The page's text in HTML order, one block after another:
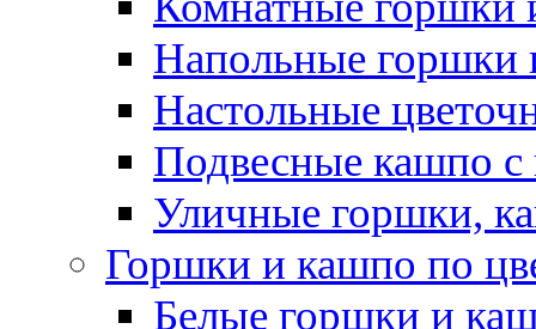
Напольные горшки
Настольные
Подвесные кашпо с
Уличные горшки,
Горшки и кашпо по
Белые горшки и